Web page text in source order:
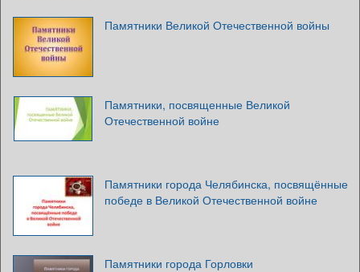
Памятники Великой Отечественной войны
Памятники, посвященные Великой
Отечественной войне
Памятники города Челябинска, посвящённые
победе в Великой Отечественной войне
Памятники города Горловки